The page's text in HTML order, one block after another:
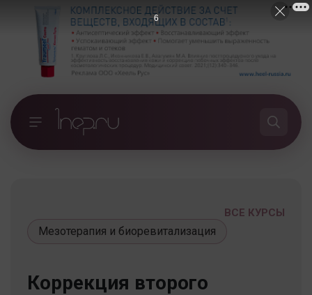
ВСЕ КУРСЫ
Мезотерапия и биоревитализация
Коррекция второго
5